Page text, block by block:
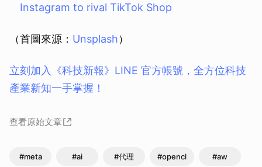
Instagram to rival TikTok Shop
（首圖來源： Unsplash）
立刻加入《科技新報》LINE 官方帳號，全方位科技
產業新知一手掌握！
查看原始文章
#meta #ai #代理 #opencl #aw